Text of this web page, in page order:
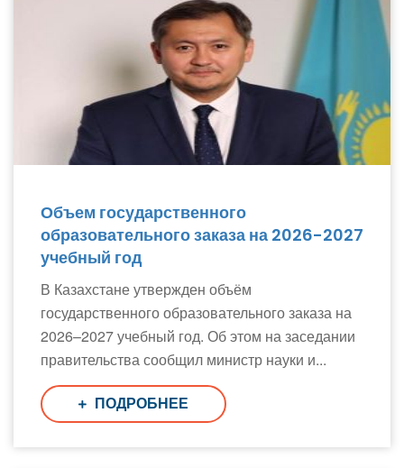
Объем государственного
образовательного заказа на 2026-2027
учебный год
В Казахстане утвержден объём
государственного образовательного заказа на
2026–2027 учебный год. Об этом на заседании
правительства сообщил министр науки и...
ПОДРОБНЕЕ